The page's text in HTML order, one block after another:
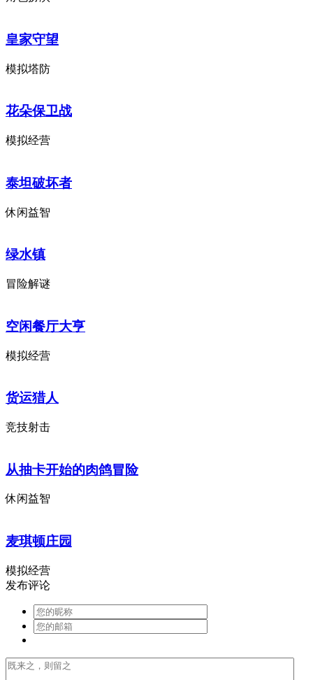
皇家守望
模拟塔防
花朵保卫战
模拟经营
泰坦破坏者
休闲益智
绿水镇
冒险解谜
空闲餐厅大亨
模拟经营
货运猎人
竞技射击
从抽卡开始的肉鸽冒险
休闲益智
麦琪顿庄园
模拟经营
发布评论